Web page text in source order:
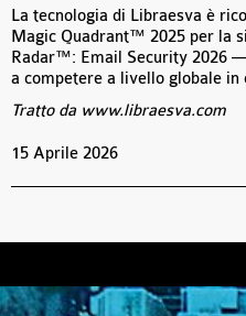
La tecnologia di Libraesva è
Magic Quadrant™ 2025 per la
Radar™: Email Security 2026
a competere a livello globale
Tratto da www.libraesva.com
15 Aprile 2026